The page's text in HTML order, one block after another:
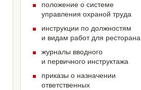
положение о системе
управления охраной труда
инструкции по должностям
и видам работ для ресторана
журналы вводного
и первичного инструктажа
приказы о назначении
ответственных